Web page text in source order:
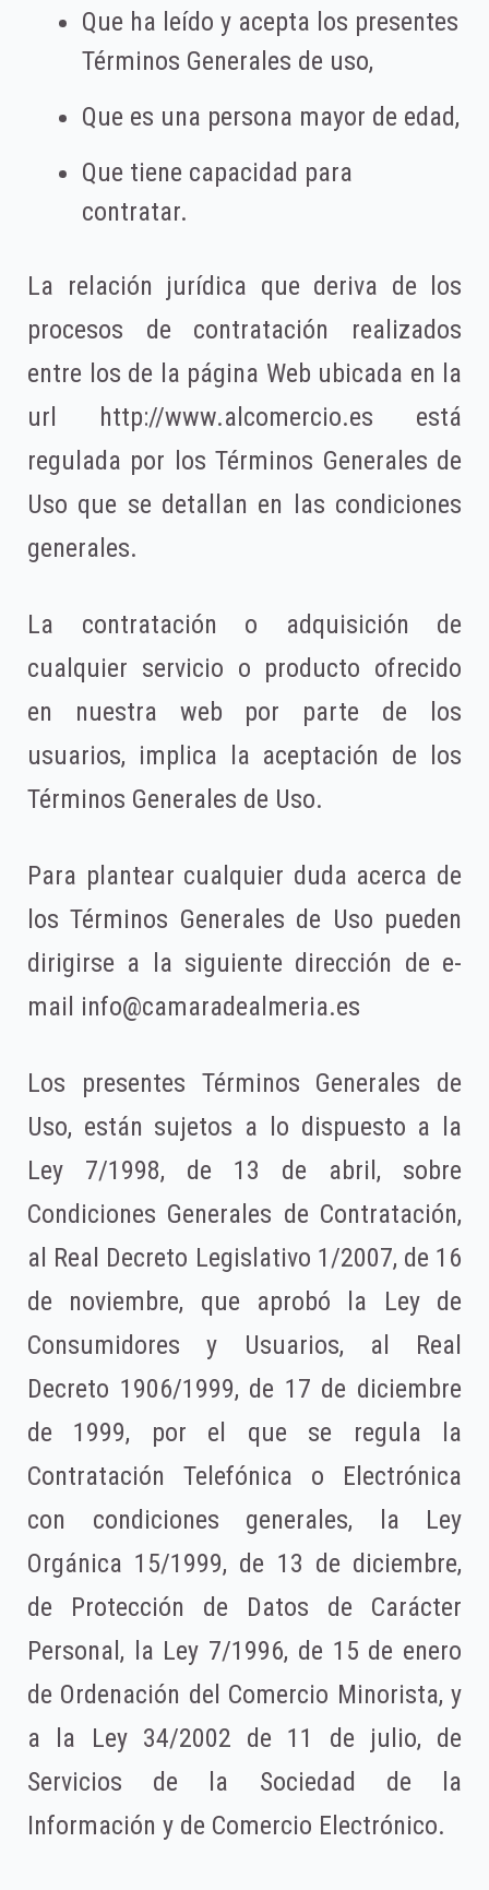
Que ha leído y acepta los presentes
Términos Generales de uso,
Que es una persona mayor de edad,
Que tiene capacidad para
contratar.
La relación jurídica que deriva de los
procesos de contratación realizados
entre los de la página Web ubicada en la
url http://www.alcomercio.es está
regulada por los Términos Generales de
Uso que se detallan en las condiciones
generales.
La contratación o adquisición de
cualquier servicio o producto ofrecido
en nuestra web por parte de los
usuarios, implica la aceptación de los
Términos Generales de Uso.
Para plantear cualquier duda acerca de
los Términos Generales de Uso pueden
dirigirse a la siguiente dirección de e-
mail info@camaradealmeria.es
Los presentes Términos Generales de
Uso, están sujetos a lo dispuesto a la
Ley 7/1998, de 13 de abril, sobre
Condiciones Generales de Contratación,
al Real Decreto Legislativo 1/2007, de 16
de noviembre, que aprobó la Ley de
Consumidores y Usuarios, al Real
Decreto 1906/1999, de 17 de diciembre
de 1999, por el que se regula la
Contratación Telefónica o Electrónica
con condiciones generales, la Ley
Orgánica 15/1999, de 13 de diciembre,
de Protección de Datos de Carácter
Personal, la Ley 7/1996, de 15 de enero
de Ordenación del Comercio Minorista, y
a la Ley 34/2002 de 11 de julio, de
Servicios de la Sociedad de la
Información y de Comercio Electrónico.